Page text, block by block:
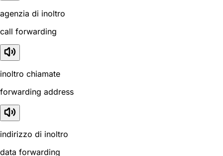
agenzia di inoltro
call forwarding
inoltro chiamate
forwarding address
indirizzo di inoltro
data forwarding